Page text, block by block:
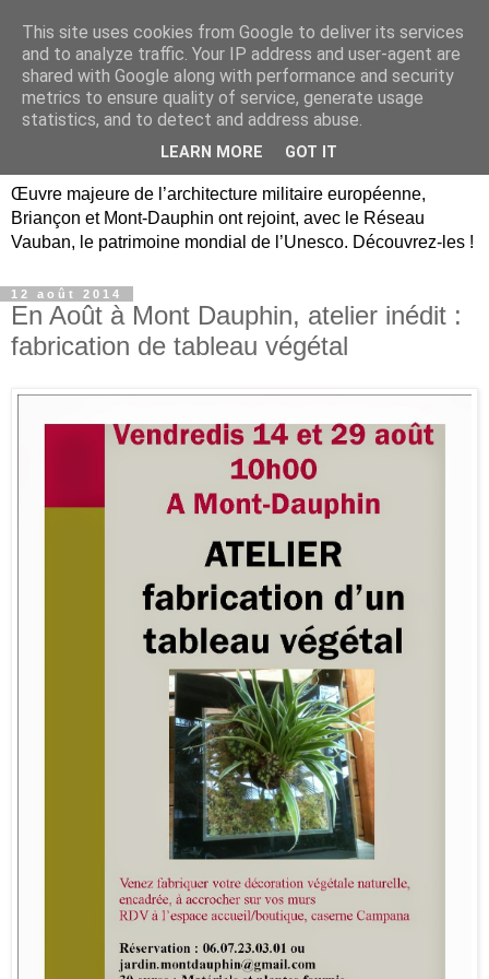
Briançon, Mont-Dauphin,
Vauban Unesco Hautes-
Œuvre majeure de l’architecture militaire européenne,
Briançon et Mont-Dauphin ont rejoint, avec le Réseau
Vauban, le patrimoine mondial de l’Unesco. Découvrez-les !
12 août 2014
En Août à Mont Dauphin, atelier inédit :
fabrication de tableau végétal
This site uses cookies from Google to deliver its services
and to analyze traffic. Your IP address and user-agent are
shared with Google along with performance and security
metrics to ensure quality of service, generate usage
statistics, and to detect and address abuse.
LEARN MORE GOT IT